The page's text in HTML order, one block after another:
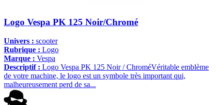
Logo Vespa PK 125 Noir/Chromé
Univers : scooter
Rubrique : Logo
Marque : Vespa
Descriptif : Logo Vespa PK 125 Noir / ChroméVéritable emblème
de votre machine, le logo est un symbole très important qui,
malheureusement perd de sa...